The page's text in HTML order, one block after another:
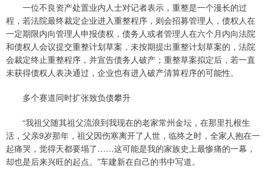
一位不良资产处置业内人士对记者表示，重整是一个漫长的过
程，若法院最终裁定企业进入重整程序，则会招募管理人，债权人在
一定期限内向管理人申报债权，债务人或者管理人在六个月内向法院
和债权人会议提交重整计划草案，未按期提出重整计划草案的，法院
会裁定终止重整程序，并宣告债务人破产；重整草案拟定后，若一直
未获得债权人表决通过，企业也有进入破产清算程序的可能性。
多个赛道同时扩张致负债攀升
“我祖父随其祖父流浪到我现在的老家常州金坛，在那里扎根生
活，父亲9岁那年，祖父因伤寒离开了人世，临终之时，全家人抱在一
起痛哭，觉得天都要塌了……这可能是我的家族史上最惨痛的一幕，
却也是后来兴旺的起点。”车建新在自己的书中写道。